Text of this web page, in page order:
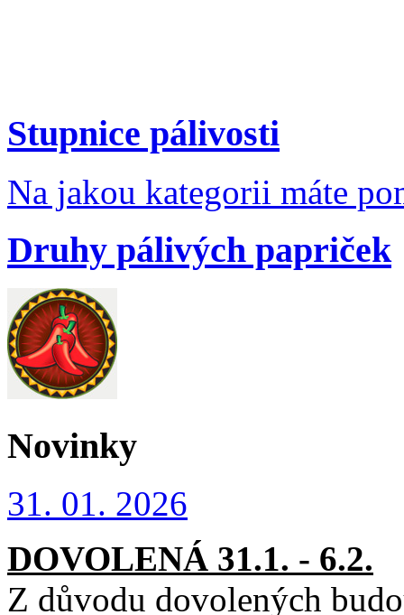
Stupnice pálivosti
Na jakou kategorii máte
Druhy pálivých papriček
Novinky
31. 01. 2026
DOVOLENÁ 31.1. - 6.2.
Z důvodu dovolených